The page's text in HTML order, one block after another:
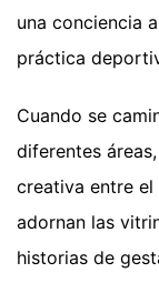
una conciencia
práctica
Cuando se
diferentes
creativa entre
adornan las
historias de